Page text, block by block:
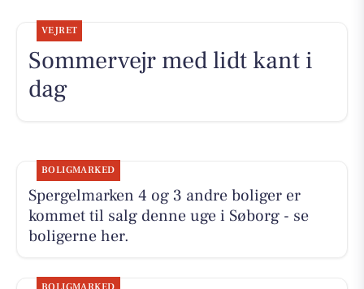
VEJRET
Sommervejr med lidt kant i
dag
BOLIGMARKED
Spergelmarken 4 og 3 andre boliger er
kommet til salg denne uge i Søborg - se
boligerne her.